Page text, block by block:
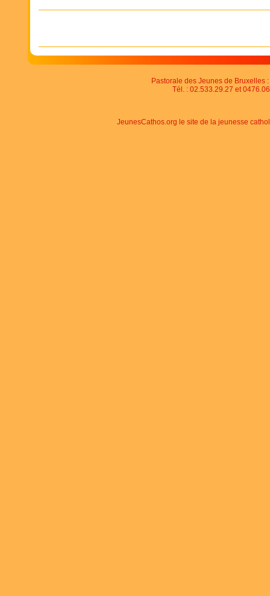
Pastorale des Jeunes de Bruxelles
Tél. : 02.533.29.27 et
JeunesCathos.org le site de la jeunesse